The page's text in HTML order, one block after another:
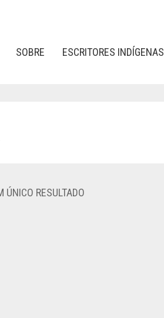
SOBRE ESCRITORES INDÍGENAS
ÚNICO RESULTADO